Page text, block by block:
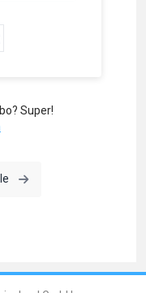
Super!